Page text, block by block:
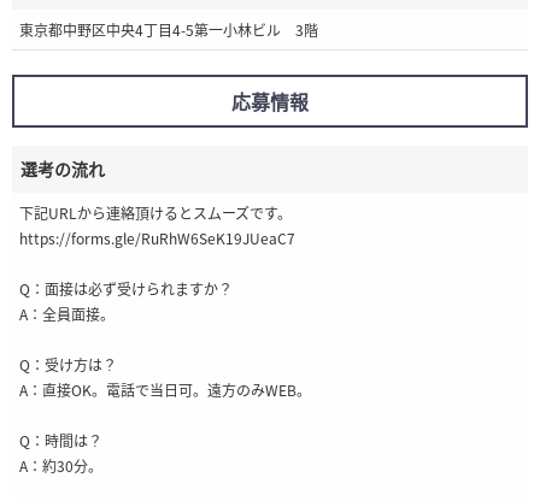
東京都中野区中央4丁目4-5第一小林ビル 3階
応募情報
選考の流れ
下記URLから連絡頂けるとスムーズです。
https://forms.gle/RuRhW6SeK19JUeaC7
Q：面接は必ず受けられますか？
A：全員面接。
Q：受け方は？
A：直接OK。電話で当日可。遠方のみWEB。
Q：時間は？
A：約30分。